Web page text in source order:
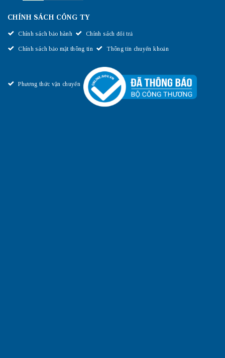
CHÍNH SÁCH CÔNG TY
Chính sách bảo hành Chính sách đổi trả
Chính sách bảo mật thông tin Thông tin chuyển khoản
Phương thức vận chuyển